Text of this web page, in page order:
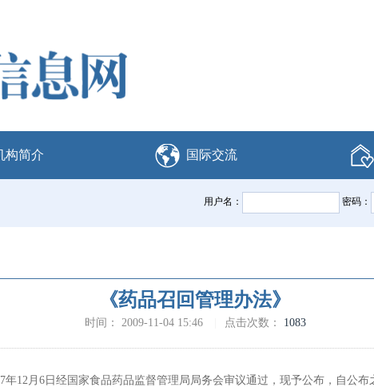
构简介 国际交流
用户名： 密码：
《药品召回管理办法》
时间： 2009-11-04 15:46 点击次数： 1083
月6日经国家食品药品监督管理局局务会审议通过，现予公布，自公布